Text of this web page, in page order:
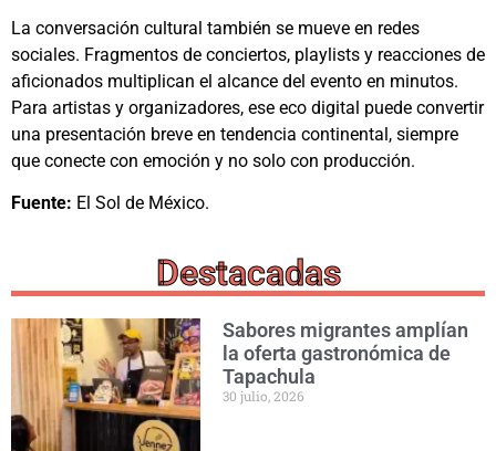
La conversación cultural también se mueve en redes
sociales. Fragmentos de conciertos, playlists y reacciones de
aficionados multiplican el alcance del evento en minutos.
Para artistas y organizadores, ese eco digital puede convertir
una presentación breve en tendencia continental, siempre
que conecte con emoción y no solo con producción.
Fuente: El Sol de México.
Destacadas
Sabores migrantes amplían
la oferta gastronómica de
Tapachula
30 julio, 2026